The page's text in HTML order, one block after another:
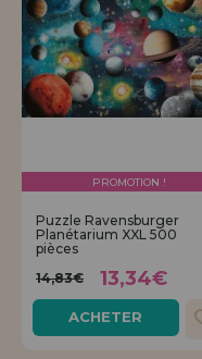
PROMOTION !
Puzzle Ravensburger
Planétarium XXL 500
pièces
14,83€
13,34€
ACHETER